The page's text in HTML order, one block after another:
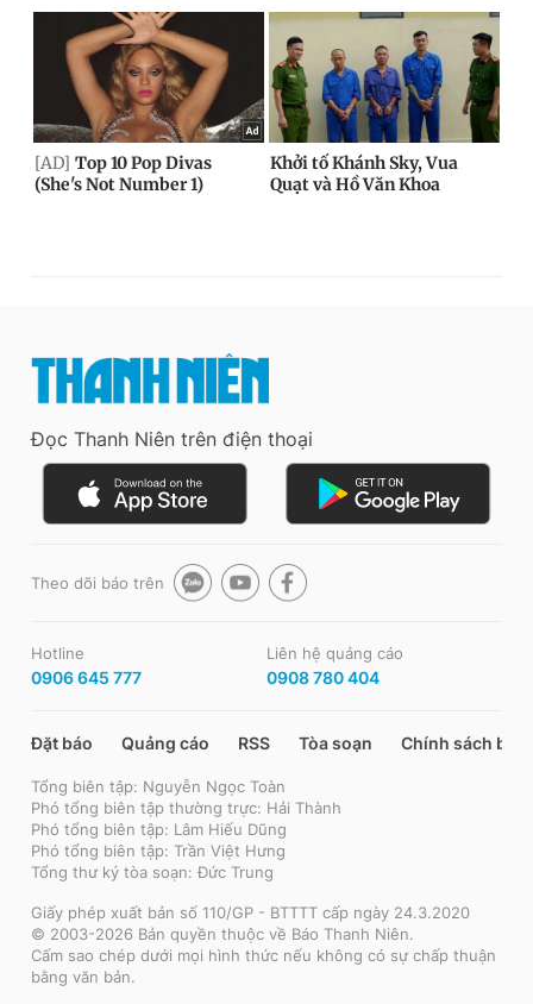
Đọc Thanh Niên trên điện thoại
Theo dõi báo trên
Hotline
0906 645 777
Liên hệ quảng cáo
0908 780 404
Đặt báo Quảng cáo RSS Tòa soạn Chính sách bảo
Tổng biên tập: Nguyễn Ngọc Toàn
Phó tổng biên tập thường trực: Hải Thành
Phó tổng biên tập: Lâm Hiếu Dũng
Phó tổng biên tập: Trần Việt Hưng
Tổng thư ký tòa soạn: Đức Trung
Giấy phép xuất bản số 110/GP - BTTTT cấp ngày 24.3.2020
© 2003-2026 Bản quyền thuộc về Báo Thanh Niên.
Cấm sao chép dưới mọi hình thức nếu không có sự chấp thuận
bằng văn bản.